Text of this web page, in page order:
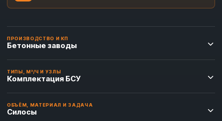
ПРОИЗВОДСТВО И КП
Бетонные заводы
ТИПЫ, М³/Ч И УЗЛЫ
Комплектация БСУ
ОБЪЁМ, МАТЕРИАЛ И ЗАДАЧА
Силосы